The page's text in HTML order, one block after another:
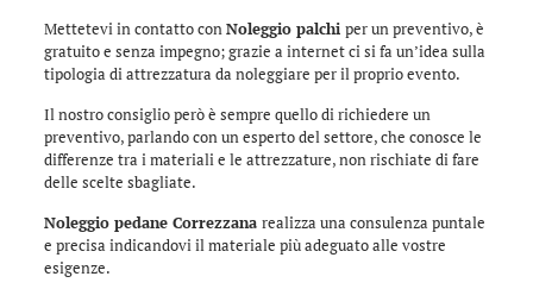
Mettetevi in contatto conNoleggio palchi per un preventivo, è
gratuito e senza impegno; grazie a internet ci si fa un’idea sulla
tipologia di attrezzatura da noleggiare per il proprio evento.
Il nostro consiglio però è sempre quello di richiedere un
preventivo, parlando con un esperto del settore, che conosce le
differenze tra i materiali e le attrezzature, non rischiate di fare
delle scelte sbagliate.
Noleggio pedane Correzzana realizza una consulenza puntale
e precisa indicandovi il materiale più adeguato alle vostre
esigenze.